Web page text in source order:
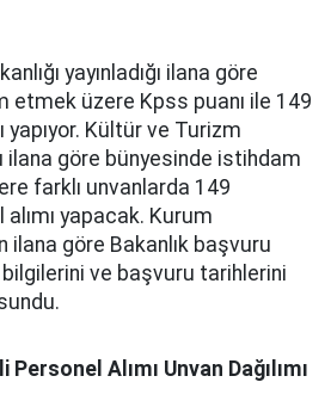
yayınladığı ilana göre
etmek üzere Kpss puanı ile 149
yapıyor. Kültür ve Turizm
ilana göre bünyesinde istihdam
farklı unvanlarda 149
yapacak. Kurum
ilana göre Bakanlık başvuru
bilgilerini ve başvuru tarihlerini
Alımı Unvan Dağılımı